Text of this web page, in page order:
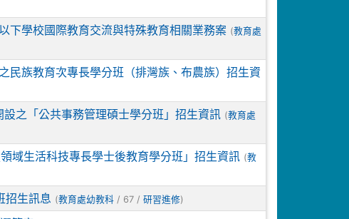
下學校國際教育交流與特殊教育相關業務案 (教育處
民族教育次專長學分班（排灣族、布農族）招生資
之「公共事務管理碩士學分班」招生資訊 (教育處
域生活科技專長學士後教育學分班」招生資訊 (教
招生訊息 (教育處幼教科 / 67 / 研習進修)